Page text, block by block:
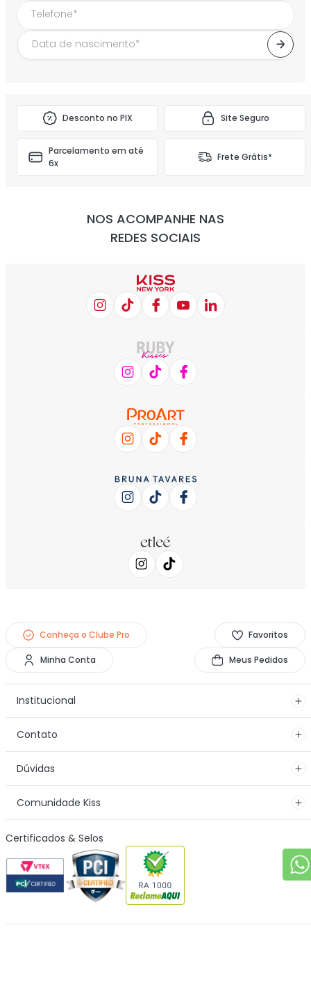
Desconto no PIX Site Seguro
Parcelamento em até
6x
Frete Grátis*
NOS ACOMPANHE NAS
REDES SOCIAIS
Conheça o Clube Pro Favoritos
Minha Conta Meus Pedidos
Institucional
Contato
Dúvidas
Comunidade Kiss
Certificados & Selos